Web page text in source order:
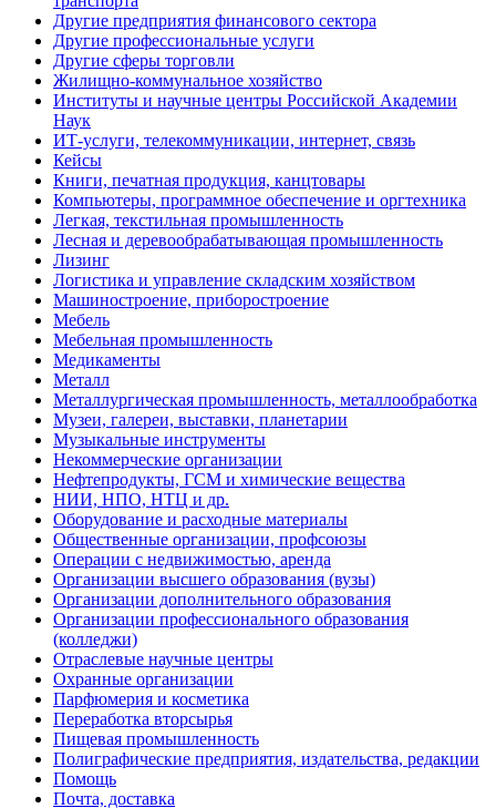
Другие предприятия финансового сектора
Другие профессиональные услуги
Другие сферы торговли
Жилищно-коммунальное хозяйство
Институты и научные центры Российской Академии
Наук
ИТ-услуги, телекоммуникации, интернет, связь
Кейсы
Книги, печатная продукция, канцтовары
Компьютеры, программное обеспечение и оргтехника
Легкая, текстильная промышленность
Лесная и деревообрабатывающая промышленность
Лизинг
Логистика и управление складским хозяйством
Машиностроение, приборостроение
Мебель
Мебельная промышленность
Медикаменты
Металл
Металлургическая промышленность, металлообработка
Музеи, галереи, выставки, планетарии
Музыкальные инструменты
Некоммерческие организации
Нефтепродукты, ГСМ и химические вещества
НИИ, НПО, НТЦ и др.
Оборудование и расходные материалы
Общественные организации, профсоюзы
Операции с недвижимостью, аренда
Организации высшего образования (вузы)
Организации дополнительного образования
Организации профессионального образования
(колледжи)
Отраслевые научные центры
Охранные организации
Парфюмерия и косметика
Переработка вторсырья
Пищевая промышленность
Полиграфические предприятия, издательства, редакции
Помощь
Почта, доставка